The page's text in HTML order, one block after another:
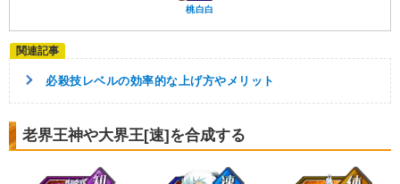
【発動リンク効果】
・気力+2
残虐
不思議な大冒険
ドラゴンボールを求めし者
桃白白
必殺技レベルの効率的な上げ方やメリット
老界王神や大界王[速]を合成する